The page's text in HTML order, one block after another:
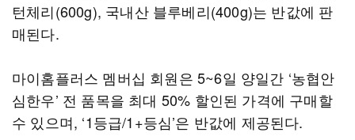
턴체리(600g), 국내산 블루베리(400g)는 반값에 판
매된다.
마이홈플러스 멤버십 회원은 5~6일 양일간 ‘농협안
심한우’ 전 품목을 최대 50% 할인된 가격에 구매할
수 있으며, ‘1등급/1+등심’은 반값에 제공된다.